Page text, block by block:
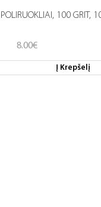
100 GRIT,
8.00€
Į Krepšelį